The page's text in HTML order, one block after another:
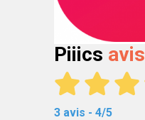
Piiics avis
3 avis - 4/5